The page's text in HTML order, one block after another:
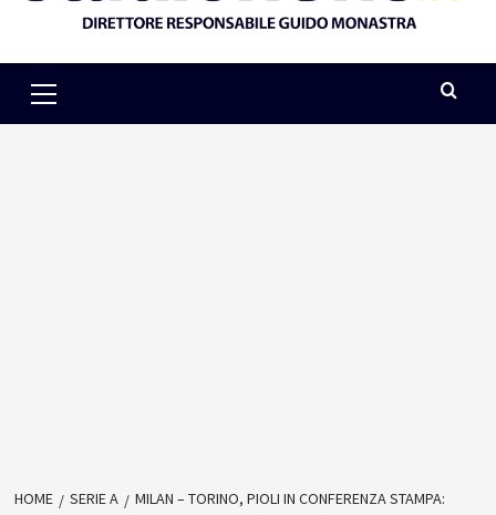
Menu
HOME SERIE A
MILAN – TORINO, PIOLI IN CONFERENZA STAMPA: